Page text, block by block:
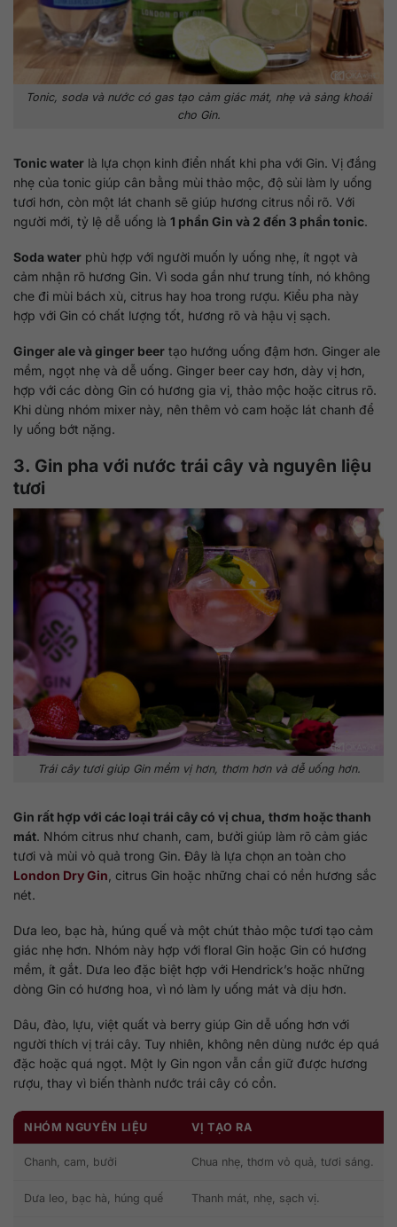
Tonic, soda và nước có gas tạo cảm giác mát, nhẹ và sảng khoái
cho Gin.
Tonic water là lựa chọn kinh điển nhất khi pha với Gin. Vị đắng
nhẹ của tonic giúp cân bằng mùi thảo mộc, độ sủi làm ly uống
tươi hơn, còn một lát chanh sẽ giúp hương citrus nổi rõ. Với
người mới, tỷ lệ dễ uống là 1 phần Gin và 2 đến 3 phần tonic.
Soda water phù hợp với người muốn ly uống nhẹ, ít ngọt và
cảm nhận rõ hương Gin. Vì soda gần như trung tính, nó không
che đi mùi bách xù, citrus hay hoa trong rượu. Kiểu pha này
hợp với Gin có chất lượng tốt, hương rõ và hậu vị sạch.
Ginger ale và ginger beer tạo hướng uống đậm hơn. Ginger ale
mềm, ngọt nhẹ và dễ uống. Ginger beer cay hơn, dày vị hơn,
hợp với các dòng Gin có hương gia vị, thảo mộc hoặc citrus rõ.
Khi dùng nhóm mixer này, nên thêm vỏ cam hoặc lát chanh để
ly uống bớt nặng.
3. Gin pha với nước trái cây và nguyên liệu
tươi
Trái cây tươi giúp Gin mềm vị hơn, thơm hơn và dễ uống hơn.
Gin rất hợp với các loại trái cây có vị chua, thơm hoặc thanh
mát. Nhóm citrus như chanh, cam, bưởi giúp làm rõ cảm giác
tươi và mùi vỏ quả trong Gin. Đây là lựa chọn an toàn cho
London Dry Gin , citrus Gin hoặc những chai có nền hương sắc
nét.
Dưa leo, bạc hà, húng quế và một chút thảo mộc tươi tạo cảm
giác nhẹ hơn. Nhóm này hợp với floral Gin hoặc Gin có hương
mềm, ít gắt. Dưa leo đặc biệt hợp với Hendrick’s hoặc những
dòng Gin có hương hoa, vì nó làm ly uống mát và dịu hơn.
Dâu, đào, lựu, việt quất và berry giúp Gin dễ uống hơn với
người thích vị trái cây. Tuy nhiên, không nên dùng nước ép quá
đặc hoặc quá ngọt. Một ly Gin ngon vẫn cần giữ được hương
rượu, thay vì biến thành nước trái cây có cồn.
NHÓM NGUYÊN LIỆU VỊ TẠO RA
Chanh, cam, bưởi Chua nhẹ, thơm vỏ quả, tươi sáng.
Dưa leo, bạc hà, húng quế Thanh mát, nhẹ, sạch vị.